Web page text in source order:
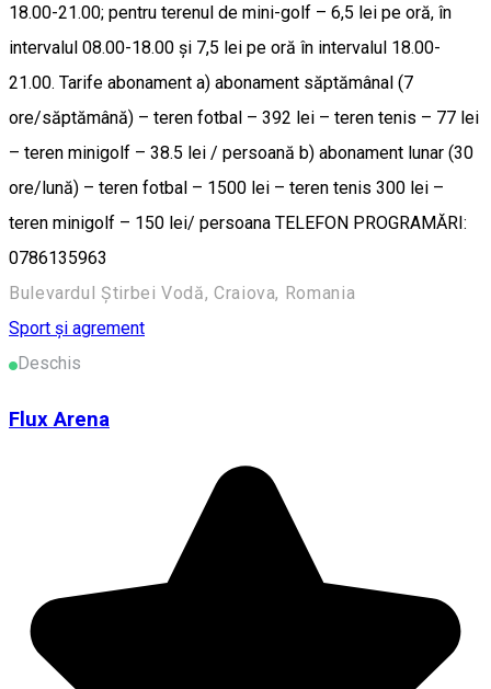
18.00-21.00; pentru terenul de mini-golf – 6,5 lei pe oră, în
intervalul 08.00-18.00 și 7,5 lei pe oră în intervalul 18.00-
21.00. Tarife abonament a) abonament săptămânal (7
ore/săptămână) – teren fotbal – 392 lei – teren tenis – 77 lei
– teren minigolf – 38.5 lei / persoană b) abonament lunar (30
ore/lună) – teren fotbal – 1500 lei – teren tenis 300 lei –
teren minigolf – 150 lei/ persoana TELEFON PROGRAMĂRI:
0786135963
Bulevardul Știrbei Vodă, Craiova, Romania
Sport și agrement
Deschis
Flux Arena